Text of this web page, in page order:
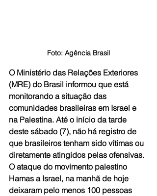
Foto: Agência Brasil
O Ministério das Relações Exteriores
(MRE) do Brasil informou que está
monitorando a situação das
comunidades brasileiras em Israel e
na Palestina. Até o início da tarde
deste sábado (7), não há registro de
que brasileiros tenham sido vítimas ou
diretamente atingidos pelas ofensivas.
O ataque do movimento palestino
Hamas a Israel, na manhã de hoje
deixaram pelo menos 100 pessoas